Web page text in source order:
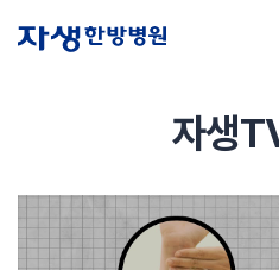
추천 검색어 #초음파약침
#교통사고후유증
자생